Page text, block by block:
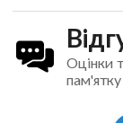
Оцінки